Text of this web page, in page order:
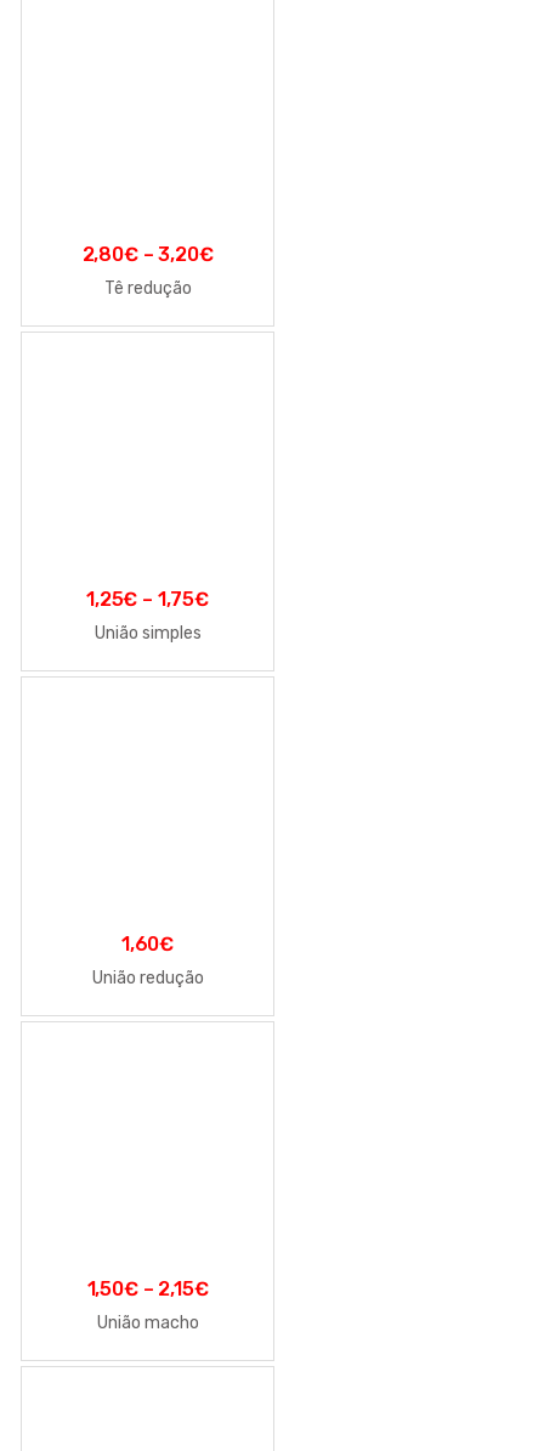
2,80€–3,20€
Tê redução
1,25€ – 1,75€
União simples
1,60€
União redução
1,50€– 2,15€
União macho